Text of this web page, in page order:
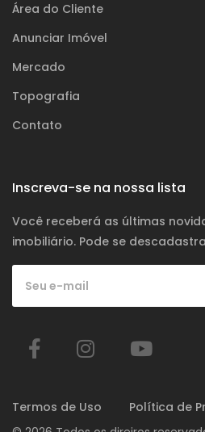
Área do Cliente
Anunciar Imóvel
Mercado
Topografia
Contato
Inscreva-se na nossa lista
Você receberá as últimas
imobiliário. Pode se
Termos de Uso
Política de